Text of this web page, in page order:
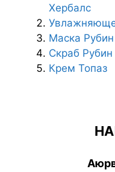
Хербалс
Маска Рубин
Скраб Рубин
Крем Топаз